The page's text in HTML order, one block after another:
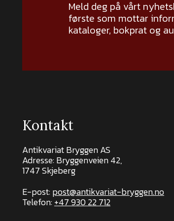
Meld deg på vårt
første som mottar
kataloger, bokprat og
Kontakt
Antikvariat Bryggen AS
Adresse: Bryggenveien 42,
1747 Skjeberg
E-post:post@antikvariat-bryggen.no
Telefon:+47 930 22 712